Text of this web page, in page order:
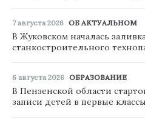
7 августа 2026 ОБ АКТУАЛЬНОМ
В Жуковском началась
станкостроительного
6 августа 2026 ОБРАЗОВАНИЕ
В Пензенской области
записи детей в первые классы